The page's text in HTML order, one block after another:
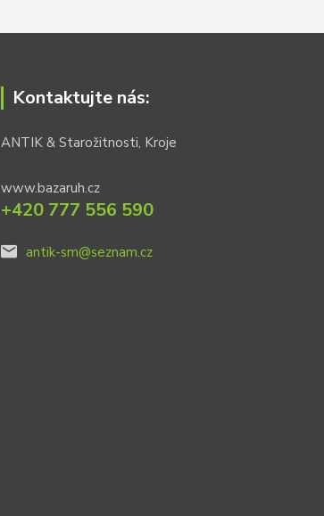
Kontaktujte nás:
ANTIK & Starožitnosti, Kroje
www.bazaruh.cz
+420 777 556 590
antik-sm@seznam.cz